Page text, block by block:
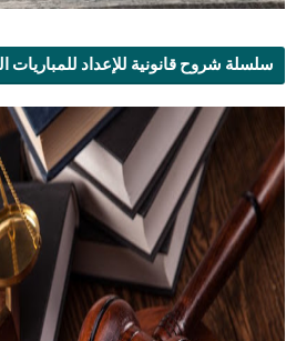
سلسلة شروح قانونية للإعداد للمباريات